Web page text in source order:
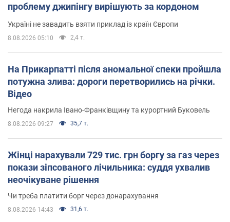
проблему джипінгу вирішують за кордоном
Україні не завадить взяти приклад із країн Європи
8.08.2026 05:10 2,4 т.
На Прикарпатті після аномальної спеки пройшла
потужна злива: дороги перетворились на річки.
Відео
Негода накрила Івано-Франківщину та курортний Буковель
8.08.2026 09:27 35,7 т.
Жінці нарахували 729 тис. грн боргу за газ через
покази зіпсованого лічильника: суддя ухвалив
неочікуване рішення
Чи треба платити борг через донарахування
8.08.2026 14:43 31,6 т.